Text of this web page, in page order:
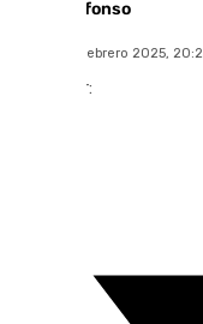
Miguel Alfonso
martes, 18 febrero 2025,
Compartir: